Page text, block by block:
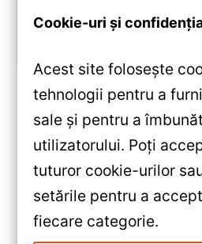
«Navigație Auto
pentru Toyota C-
2023) —
Testare &
Navigatie Auto
Cookie-uri și
Acest site folosește
tehnologii pentru a
sale și pentru a
utilizatorului. Poți
tuturor cookie-urilor
setările pentru a
fiecare categorie.